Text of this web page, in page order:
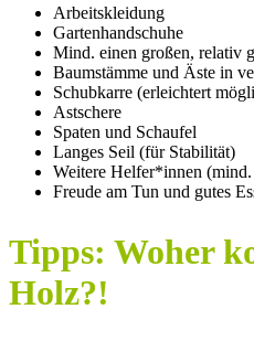
Arbeitskleidung
Gartenhandschuhe
Mind. einen großen, relativ
Baumstämme und Äste in
Schubkarre (erleichtert
Astschere
Spaten und Schaufel
Langes Seil (für Stabilität)
Weitere Helfer*innen
Freude am Tun und gutes
Tipps: Woher
Holz?!